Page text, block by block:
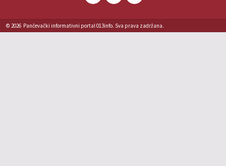
© 2026 Pančevački informativni portal 013info. Sva prava zadržana.